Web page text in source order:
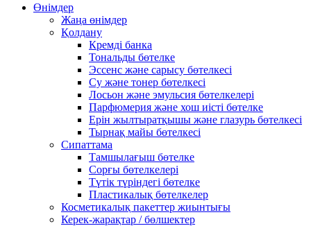
Өнімдер
Жаңа өнімдер
Қолдану
Кремді банка
Тональды бөтелке
Эссенс және сарысу бөтелкесі
Су және тонер бөтелкесі
Лосьон және эмульсия бөтелкелері
Парфюмерия және хош иісті бөтелке
Ерін жылтыратқышы және глазурь бөтелкесі
Тырнақ майы бөтелкесі
Сипаттама
Тамшылағыш бөтелке
Сорғы бөтелкелері
Түтік түріндегі бөтелке
Пластикалық бөтелкелер
Косметикалық пакеттер жиынтығы
Керек-жарақтар / бөлшектер